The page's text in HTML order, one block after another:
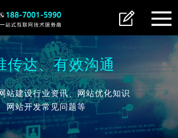
传达、有效沟通
站建设行业资讯、网站优化知识
网站开发常见问题等